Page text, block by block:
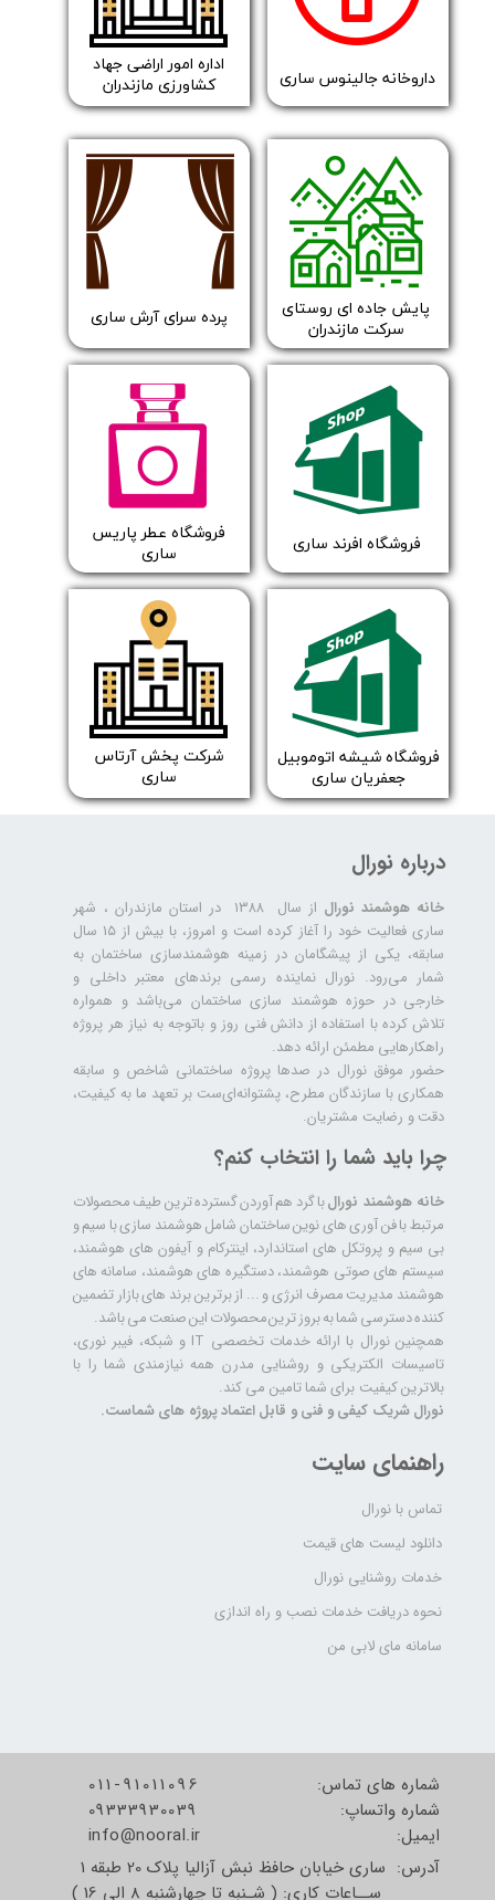
داروخانه جالینوس ساری
اداره امور اراضی جهاد
کشاورزی مازندران
​پایش جاده ای روستای
سرکت مازندران
​فروشگاه افرند ساری
​فروشگاه عطر پاریس
ساری
فروشگاه شیشه اتوموبیل
جعفریان ساری
شرکت پخش آرتاس
ساری
​​پرده سرای آرش ساری
درباره نورال
خانه هوشمند نورال
از سال ۱۳۸۸ در استان مازندران ، شهر
ساری فعالیت خود را آغاز کرده است و امروز، با بیش از ۱۵ سال
سابقه، یکی از پیشگامان در زمینه هوشمندسازی ساختمان به
شمار می‌رود. نورال نماینده رسمی برندهای معتبر داخلی و
خارجی در حوزه هوشمند سازی ساختمان می‌باشد و همواره
تلاش کرده با استفاده از دانش فنی روز و باتوجه به نیاز هر پروژه
راهکارهایی مطمئن ارائه دهد.
حضور موفق نورال در صدها پروژه‌ ساختمانی شاخص و سابقه
همکاری با سازندگان مطرح، پشتوانه‌ای‌ست بر تعهد ما به کیفیت،
دقت و رضایت مشتریان.
راهنمای سایت
تماس با نورال
دانلود لیست های قیمت
خدمات روشنایی نورال
نحوه دریافت خدمات نصب و راه اندازی
سامانه مای لابی من
چرا باید شما را انتخاب کنم؟
خانه هوشمند نورالبا گرد هم آوردن گسترده ترین طیف محصولات
مرتبط با فن آوری های نوین ساختمان شامل هوشمند سازی با سیم و
بی سیم و پروتکل های استاندارد، اینترکام و آیفون های هوشمند،
سیستم های صوتی هوشمند، دستگیره های هوشمند، سامانه های
هوشمند مدیریت مصرف انرژی و ... از برترین برند های بازار تضمین
کننده دسترسی شما به بروز ترین محصولات این صنعت می باشد.
همچنین نورال با ارائه خدمات تخصصی IT و شبکه، فیبر نوری،
تاسیسات الکتریکی و روشنایی مدرن همه نیازمندی شما را با
بالاترین کیفیت برای شما تامین می کند.
نورال شریک کیفی و فنی و قابل اعتماد پروژه های شماست.
شماره های تماس:
شماره واتساپ:
​​​​​​​ایمیل:
011-91011096
09333930039
info@nooral.ir
آدرس: ساری خیابان حافظ نبش آزالیا پلاک 20 طبقه 1
ســاعات کاری: ( شـنبه تا چهارشنبه 8 الی 16 )